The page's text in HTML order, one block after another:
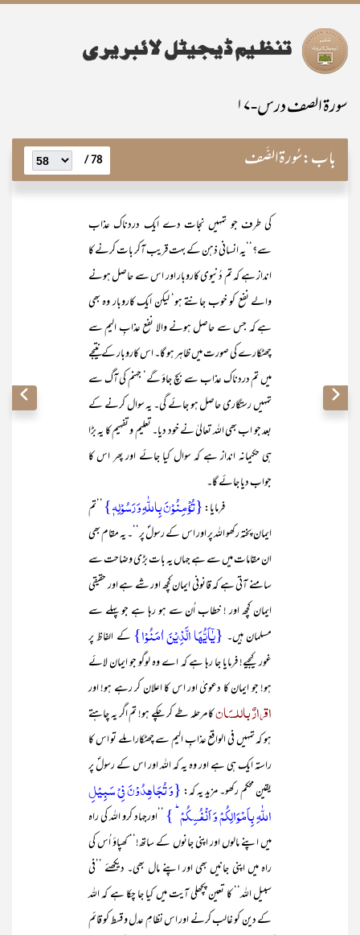
سورۃ الصف درس-۱۷
باب:سُورۃالصَّف 78 /
کی طرف جو تمہیں نجات دے ایک دردناک عذاب
سے؟‘‘یہ انسانی ذہن کے بہت قریب آکر بات کرنے کا
انداز ہے کہ تم دُنیوی کاروبار اور اس سے حاصل ہونے
والے نفع کو خوب جانتے ہو‘ لیکن ایک کاروبار وہ بھی
ہے کہ جس سے حاصل ہونے والا نفع عذابِ الیم سے
چھٹکارے کی صورت میں ظاہر ہو گا۔ اس کاروبار کے نتیجے
میں تم دردناک عذاب سے بچ جاؤ گے‘ جہنم کی آگ سے
تمہیں رستگاری حاصل ہو جائے گی۔ یہ سوال کرنے کے
بعد جو اب بھی اللہ تعالیٰ نے خود دیا۔ تعلیم و تفہیم کا یہ بڑا
ہی حکیمانہ انداز ہے کہ سوال کیا جائے اور پھر اس کا
جواب دیا جائے گا۔
فرمایا:{تُؤۡمِنُوۡنَ بِاللّٰہِ وَ رَسُوۡلِہٖ} ’’تم
ایمان پختہ رکھو اللہ پر اور اس کے رسولؐ پر‘‘۔ یہ مقام بھی
ان مقامات میں سے ہے جہاں یہ بات بڑی وضاحت سے
سامنے آتی ہے کہ قانونی ایمان کچھ اور شے ہے اور حقیقی
ایمان کچھ اور ! خطاب اُن سے ہو رہا ہے جو پہلے سے
مسلمان ہیں۔ {یٰۤاَیُّہَا الَّذِیۡنَ اٰمَنُوۡا}کے الفاظ پر
غور کیجیے! فرمایا جا رہا ہے کہ اے وہ لوگو جو ایمان لائے
ہو! جو ایمان کا دعویٰ اور اس کا اعلان کر رہے ہو! اور
اقرارٌ باللسَانکا مرحلہ طے کر چکے ہو! تم اگر یہ چاہتے
ہو کہ تمہیں فی الواقع عذابِ الیم سے چھٹکارا ملے تو اس کا
راستہ ایک ہی ہے اور وہ یہ کہ اللہ اور اس کے رسولؐ پر
یقین محکم رکھو۔ مزید یہ کہ:{وَ تُجَاہِدُوۡنَ فِیۡ سَبِیۡلِ
اللّٰہِ بِاَمۡوَالِکُمۡ وَ اَنۡفُسِکُمۡ ؕ } ’’اورجہاد کرو اللہ کی راہ
میں اپنے مالوں اور اپنی جانوں کے ساتھ!‘‘ کھپاؤ اُس کی
راہ میں اپنی جانیں بھی اور اپنے مال بھی۔ دیکھئے ’’فی
سبیل اللہ‘‘ کا تعین پچھلی آیت میں کیا جا چکا ہے کہ اللہ
کے دین کو غالب کرنے اور اس نظامِ عدل و قسط کو قائم